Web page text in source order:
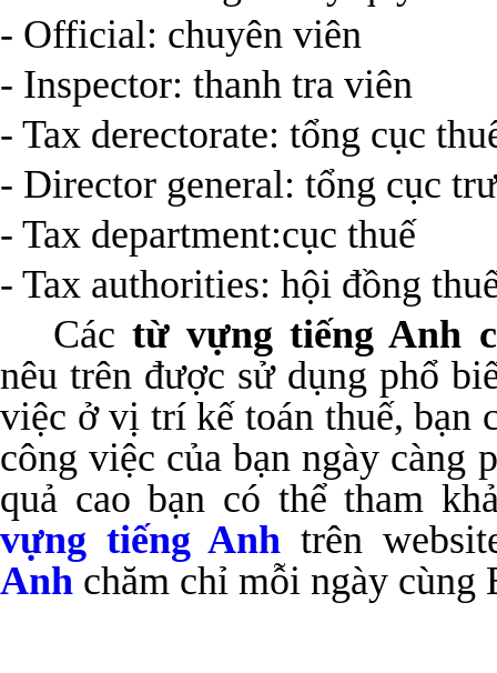
- Official: chuyên viên
- Inspector: thanh tra viên
- Tax derectorate: tổng cục
- Director general: tổng cục
- Tax department:cục thuế
- Tax authorities: hội đồng
Cáctừ vựng tiếng Anh
nêu trên được sử dụng phổ
việc ở vị trí kế toán thuế, bạn
công việc của bạn ngày càng
quả cao bạn có thể tham
vựng tiếng Anh trên
Anh chăm chỉ mỗi ngày cùng